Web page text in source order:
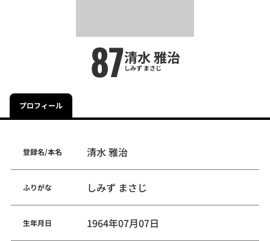
87清水 雅治
しみず まさじ
プロフィール
登録名/本名 清水 雅治
ふりがな しみず まさじ
生年月日 1964年07月07日